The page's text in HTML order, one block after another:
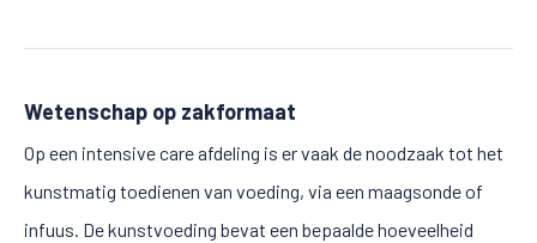
Wetenschap op zakformaat
Op een intensive care afdeling is er vaak de noodzaak tot het
kunstmatig toedienen van voeding, via een maagsonde of
infuus. De kunstvoeding bevat een bepaalde hoeveelheid